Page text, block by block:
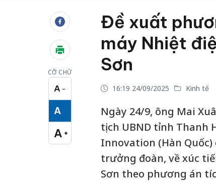
CỠ CHỮ
A −
Cỡ chữ nhỏ
A
Cỡ chữ vừa
A +
Cỡ chữ lớn
Đề xuất
máy Nhiệt
Sơn
16:19 24/09/2025 Kinh tế
Ngày 24/9, ông Mai
tịch UBND tỉnh Thanh
Innovation (Hàn Quốc)
trưởng đoàn, về xúc
Sơn theo phương án